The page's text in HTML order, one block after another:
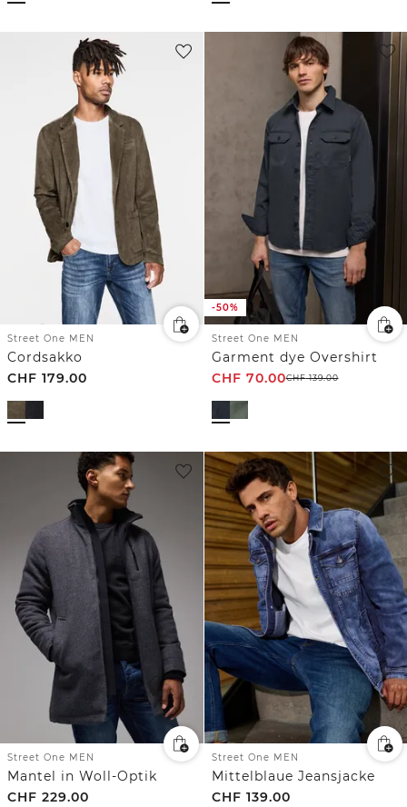
Street One MEN
Cordsakko
CHF 179.00
-50%
Street One MEN
Garment dye Overshirt
CHF 70.00CHF139.00
Street One MEN
Mantel in Woll-Optik
CHF 229.00
Street One MEN
Mittelblaue Jeansjacke
CHF 139.00